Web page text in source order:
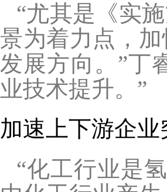
“尤其是《实
景为着力点，
发展方向。”丁
业技术提升。”
加速上下游企
“化工行业是